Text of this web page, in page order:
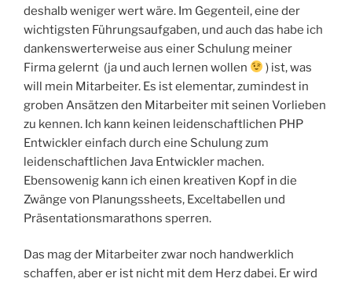
deshalb weniger wert wäre. Im Gegenteil, eine der
wichtigsten Führungsaufgaben, und auch das habe ich
dankenswerterweise aus einer Schulung meiner
Firma gelernt (ja und auch lernen wollen
) ist, was
will mein Mitarbeiter. Es ist elementar, zumindest in
groben Ansätzen den Mitarbeiter mit seinen Vorlieben
zu kennen. Ich kann keinen leidenschaftlichen PHP
Entwickler einfach durch eine Schulung zum
leidenschaftlichen Java Entwickler machen.
Ebensowenig kann ich einen kreativen Kopf in die
Zwänge von Planungssheets, Exceltabellen und
Präsentationsmarathons sperren.
Das mag der Mitarbeiter zwar noch handwerklich
schaffen, aber er ist nicht mit dem Herz dabei. Er wird